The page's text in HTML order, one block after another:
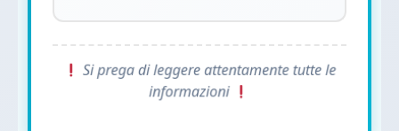
Si prega di leggere attentamente tutte le
informazioni